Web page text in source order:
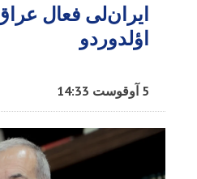
ایران‌لی فعال
اؤلدوردو
5 آوقوست 14:33